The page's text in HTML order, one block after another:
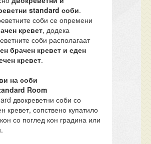
standard соби.
соби се опремени
кревет, додека
соби располагаат
брачен кревет и еден
кревет.
на соби
Room
двокреветни соби со
кревет, сопствено купатило
со поглед кон градина или